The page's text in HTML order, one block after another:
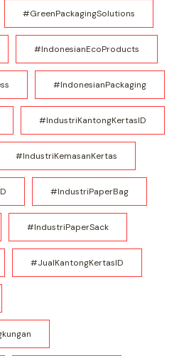
#GreenPackagingSolutions
#IndonesianEcoProducts
#IndonesianPackaging
#IndustriKantongKertasID
#IndustriKemasanKertas
#IndustriPaperBag
#IndustriPaperSack
#JualKantongKertasID